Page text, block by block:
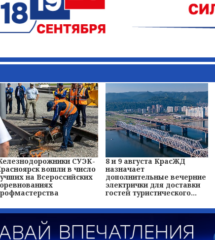
СУЭК-
вошли в число
на Всероссийских
8 и 9 августа КрасЖД
назначает
дополнительные вечерние
электрички для доставки
гостей туристического...